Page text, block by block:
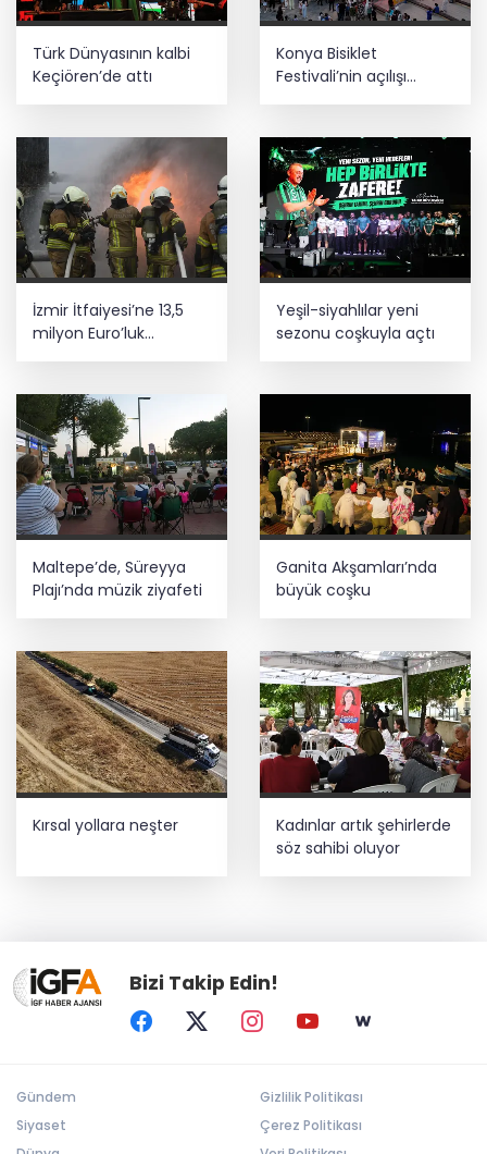
Türk Dünyasının kalbi
Keçiören’de attı
Konya Bisiklet
Festivali’nin açılışı
İzmir İtfaiyesi’ne 13,5
milyon Euro’luk
Yeşil-siyahlılar yeni
sezonu coşkuyla açtı
Maltepe’de, Süreyya
Plajı’nda müzik ziyafeti
Ganita Akşamları’nda
büyük coşku
Kırsal yollara neşter
Kadınlar artık şehirlerde
söz sahibi oluyor
Bizi Takip Edin!
Gündem
Siyaset
Gizlilik Politikası
Çerez Politikası